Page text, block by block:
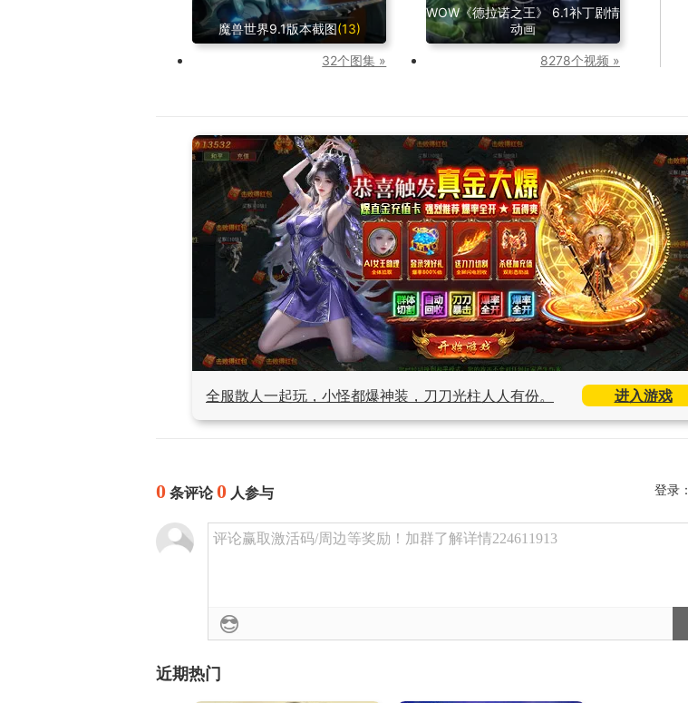
魔兽世界9.1版本截图(13)
32个图集 »
WOW《德拉诺之王》 6.1补丁剧情
动画
8278个视频 »
全服散人一起玩，小怪都爆神装，刀刀光柱人人有份。 进入游戏
0 条评论0 人参与 登录：
评论赢取激活码/周边等奖励！加群了解详情224611913
近期热门